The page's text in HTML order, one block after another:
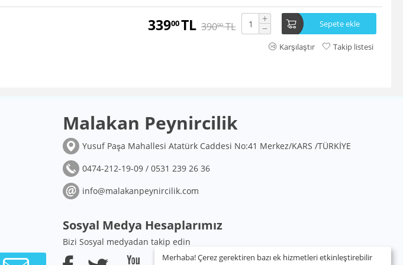
33900TL 39000 TL
+
− Sepete ekle
Karşılaştır Takip listesi
Malakan Peynircilik
Yusuf Paşa Mahallesi Atatürk Caddesi No:41 Merkez/KARS /TÜRKİYE
0474-212-19-09 / 0531 239 26 36
info@malakanpeynircilik.com
Sosyal Medya Hesaplarımız
Bizi Sosyal medyadan takip edin
Merhaba! Çerez gerektiren bazı ek hizmetleri etkinleştirebilir